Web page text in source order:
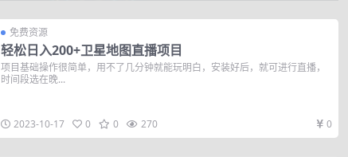
免费资源
轻松日入200+卫星地图直播项目
项目基础操作很简单，用不了几分钟就能玩明白，安装好后，就可进行直播，
时间段选在晚...
2023-10-17 0 0 270 0